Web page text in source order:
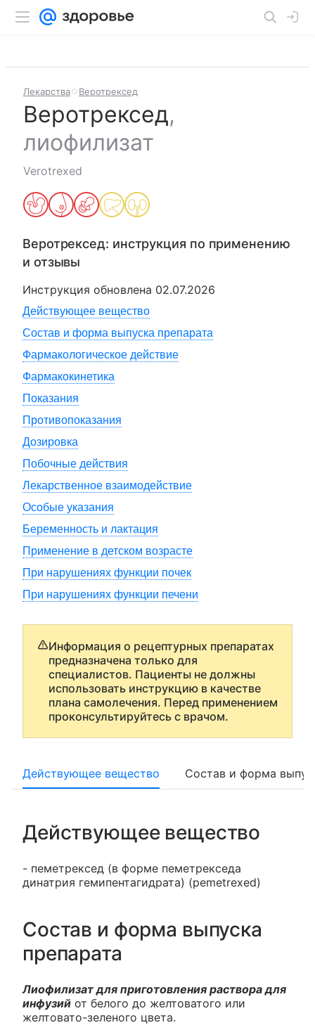
Лекарства Веротрексед
Веротрексед,
лиофилизат
Verotrexed
Веротрексед: инструкция по применению
и отзывы
Инструкция обновлена 02.07.2026
Действующее вещество
Состав и форма выпуска препарата
Фармакологическое действие
Фармакокинетика
Показания
Противопоказания
Дозировка
Побочные действия
Лекарственное взаимодействие
Особые указания
Беременность и лактация
Применение в детском возрасте
При нарушениях функции почек
При нарушениях функции печени
Информация о рецептурных препаратах
предназначена только для
специалистов. Пациенты не должны
использовать инструкцию в качестве
плана самолечения. Перед применением
проконсультируйтесь с врачом.
Действующее вещество Состав и форма
Действующее вещество
- пеметрексед (в форме пеметрекседа
динатрия гемипентагидрата) (pemetrexed)
Состав и форма выпуска
препарата
Лиофилизат для приготовления раствора для
инфузий от белого до желтоватого или
желтовато-зеленого цвета.